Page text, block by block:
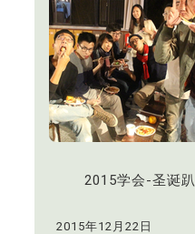
2015学会-圣诞趴
2015年12月22日